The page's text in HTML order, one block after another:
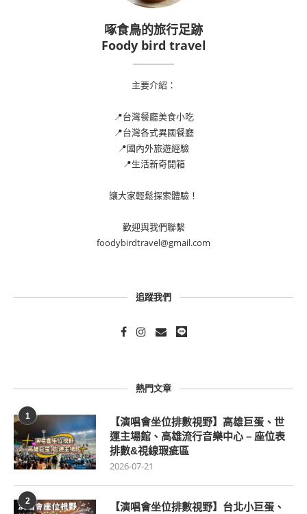
啄食鳥的旅行足跡
Foody bird travel
主要介紹：
📍台灣餐廳美食小吃
📍台灣各式異國餐廳
📍國內外旅遊經驗
📍生活新奇開箱
讓大家輕鬆探索體驗！
歡迎與我們聯繫
foodybirdtravel@gmail.com
追蹤我們
熱門文章
1
【演唱會坐位排數視野】高雄巨蛋、世
運主場館、高雄流行音樂中心 – 座位表
排數&視線瑕疵區
2026-07-21
2
【演唱會坐位排數視野】台北小巨蛋、